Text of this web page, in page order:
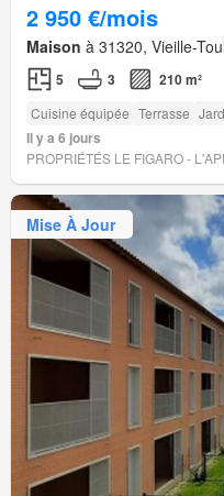
2 950 €/mois
Maison à 31320, Vieille-
5 3 210 m²
Cuisine équipée Terrasse
Il y a 6 jours
PROPRIÉTÉS LE FIGARO -
Mise À Jour